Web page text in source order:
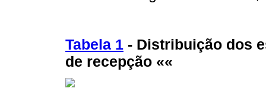
Tabela 1 - Distribuição dos
de recepção ««